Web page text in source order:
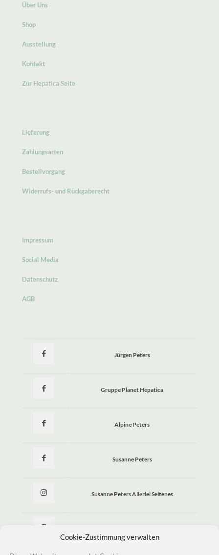
Cookie-Zustimmung verwalten
Über Uns
Shop
Ausstellung
Kontakt
Zur Hepatica Seite
Lieferung
Zahlungsarten
Bestellvorgang
Widerrufs- und Rückgaberecht
Impressum
Social Media
Datenschutz
AGB
Jürgen Peters
Gruppe Planet Hepatica
Alpine Peters
Susanne Peters
Susanne Peters Allerlei Seltenes